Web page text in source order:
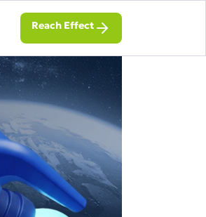
Reach Effect